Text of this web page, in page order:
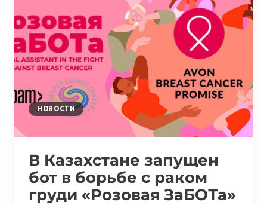
НОВОСТИ
В Казахстане запущен
бот в борьбе с раком
груди «Розовая ЗаБОТа»